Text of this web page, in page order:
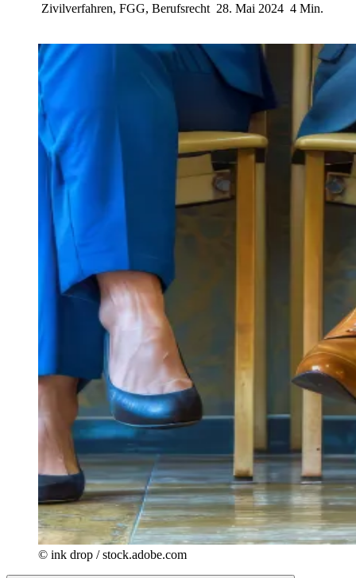
Zivilverfahren, FGG, Berufsrecht 28. Mai 2024 4 Min.
© ink drop / stock.adobe.com